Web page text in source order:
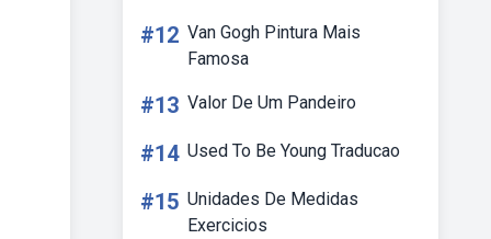
#12 Van Gogh Pintura Mais
Famosa
#13 Valor De Um Pandeiro
#14 Used To Be Young Traducao
#15 Unidades De Medidas
Exercicios